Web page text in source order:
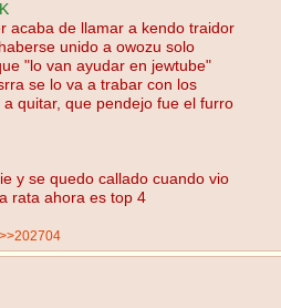
acaba de llamar a kendo traidor
unido a owozu solo
"lo van ayudar en jewtube"
se lo va a trabar con los
quitar, que pendejo fue el furro
y se quedo callado cuando vio
rata ahora es top 4